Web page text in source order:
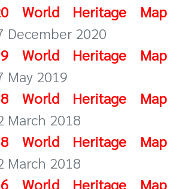
World Heritage Map
December 2020
World Heritage Map
May 2019
World Heritage Map
March 2018
World Heritage Map
March 2018
World Heritage Map